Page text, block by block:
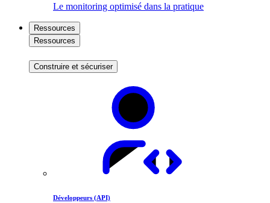
Le monitoring optimisé dans la pratique
Ressources
Ressources
Construire et sécuriser
Développeurs (API)